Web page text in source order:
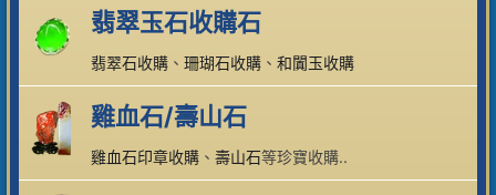
翡翠玉石收購石
翡翠石收購 、 珊瑚石收購 、 和闐玉收購
雞血石/壽山石
雞血石印章收購 、 壽山石等珍寶收購..